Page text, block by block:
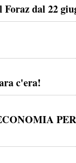
dal 22
c'era!